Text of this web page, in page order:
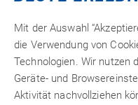
Datenblätter
Mit der Auswahl
die Verwendung von
Technologien. Wir nutzen
Geräte- und
Aktivität nachvollziehen